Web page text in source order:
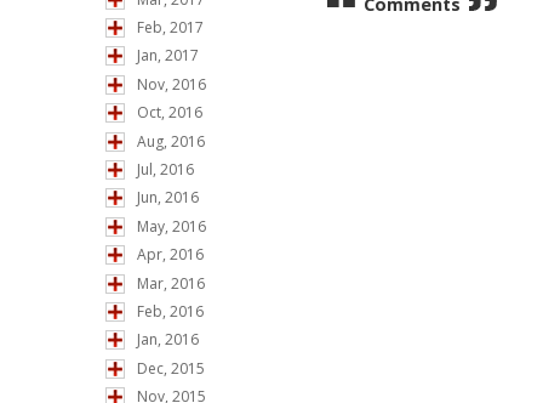
Feb, 2017
Jan, 2017
Nov, 2016
Oct, 2016
Aug, 2016
Jul, 2016
Jun, 2016
May, 2016
Apr, 2016
Mar, 2016
Feb, 2016
Jan, 2016
Dec, 2015
Nov, 2015